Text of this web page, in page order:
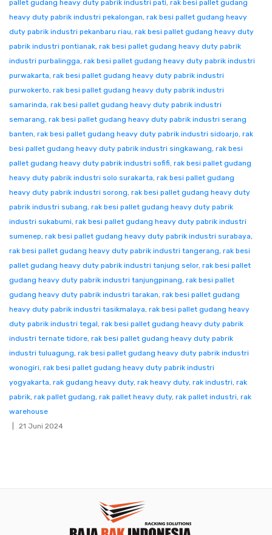
pallet gudang heavy duty pabrik industri pati, rak besi pallet gudang
heavy duty pabrik industri pekalongan, rak besi pallet gudang heavy
duty pabrik industri pekanbaru riau, rak besi pallet gudang heavy duty
pabrik industri pontianak, rak besi pallet gudang heavy duty pabrik
industri purbalingga, rak besi pallet gudang heavy duty pabrik industri
purwakarta, rak besi pallet gudang heavy duty pabrik industri
purwokerto, rak besi pallet gudang heavy duty pabrik industri
samarinda, rak besi pallet gudang heavy duty pabrik industri
semarang, rak besi pallet gudang heavy duty pabrik industri serang
banten, rak besi pallet gudang heavy duty pabrik industri sidoarjo, rak
besi pallet gudang heavy duty pabrik industri singkawang, rak besi
pallet gudang heavy duty pabrik industri sofifi, rak besi pallet gudang
heavy duty pabrik industri solo surakarta, rak besi pallet gudang
heavy duty pabrik industri sorong, rak besi pallet gudang heavy duty
pabrik industri subang, rak besi pallet gudang heavy duty pabrik
industri sukabumi, rak besi pallet gudang heavy duty pabrik industri
sumenep, rak besi pallet gudang heavy duty pabrik industri surabaya,
rak besi pallet gudang heavy duty pabrik industri tangerang, rak besi
pallet gudang heavy duty pabrik industri tanjung selor, rak besi pallet
gudang heavy duty pabrik industri tanjungpinang, rak besi pallet
gudang heavy duty pabrik industri tarakan, rak besi pallet gudang
heavy duty pabrik industri tasikmalaya, rak besi pallet gudang heavy
duty pabrik industri tegal, rak besi pallet gudang heavy duty pabrik
industri ternate tidore, rak besi pallet gudang heavy duty pabrik
industri tuluagung, rak besi pallet gudang heavy duty pabrik industri
wonogiri, rak besi pallet gudang heavy duty pabrik industri
yogyakarta, rak gudang heavy duty, rak heavy duty, rak industri, rak
pabrik, rak pallet gudang, rak pallet heavy duty, rak pallet industri, rak
warehouse
21 Juni 2024